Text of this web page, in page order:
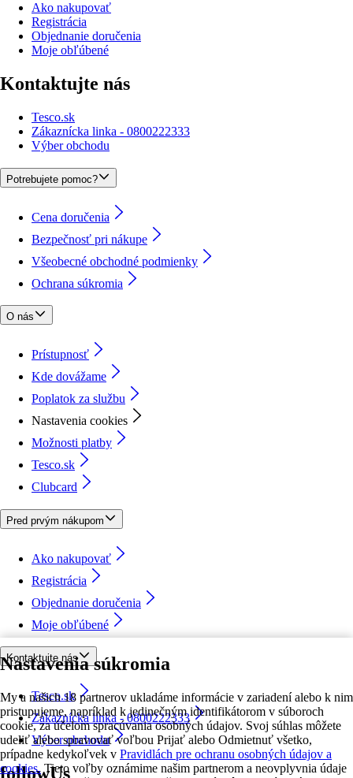
Nastavenia súkromia
My a našich 18 partnerov ukladáme informácie v zariadení alebo k nim
pristupujeme, napríklad k jedinečným identifikátorom v súboroch
cookie, za účelom spracúvania osobných údajov. Svoj súhlas môžete
udeliť alebo spravovať voľbou Prijať alebo Odmietnuť všetko,
prípadne kedykoľvek v Pravidlách pre ochranu osobných údajov a
cookies. Tieto voľby oznámime našim partnerom a neovplyvnia údaje
Ako nakupovať
Registrácia
Objednanie doručenia
Moje obľúbené
Kontaktujte nás
Tesco.sk
Zákaznícka linka - 0800222333
Výber obchodu
Potrebujete pomoc?
Cena doručenia
Bezpečnosť pri nákupe
Všeobecné obchodné podmienky
Ochrana súkromia
O nás
Prístupnosť
Kde dovážame
Poplatok za službu
Nastavenia cookies
Možnosti platby
Tesco.sk
Clubcard
Pred prvým nákupom
Ako nakupovať
Registrácia
Objednanie doručenia
Moje obľúbené
Kontaktujte nás
Tesco.sk
Zákaznícka linka - 0800222333
Výber obchodu
followUs